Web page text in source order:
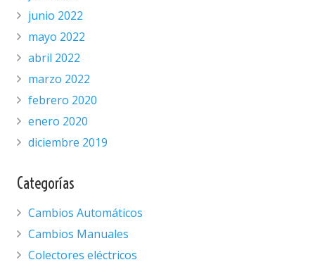
junio 2022
mayo 2022
abril 2022
marzo 2022
febrero 2020
enero 2020
diciembre 2019
Categorías
Cambios Automáticos
Cambios Manuales
Colectores eléctricos